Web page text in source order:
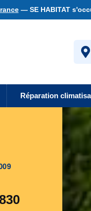
— SE HABITAT
Réparation